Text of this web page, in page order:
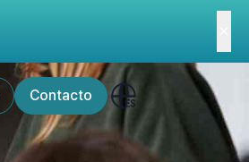
Contacto